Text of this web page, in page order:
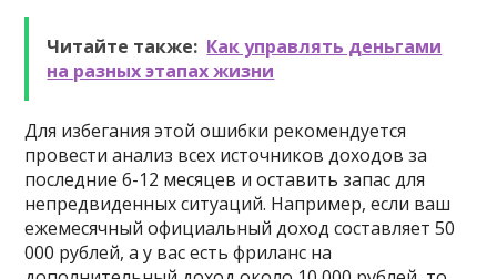
Читайте также: Как управлять деньгами
на разных этапах жизни
Для избегания этой ошибки рекомендуется
провести анализ всех источников доходов за
последние 6-12 месяцев и оставить запас для
непредвиденных ситуаций. Например, если ваш
ежемесячный официальный доход составляет 50
000 рублей, а у вас есть фриланс на